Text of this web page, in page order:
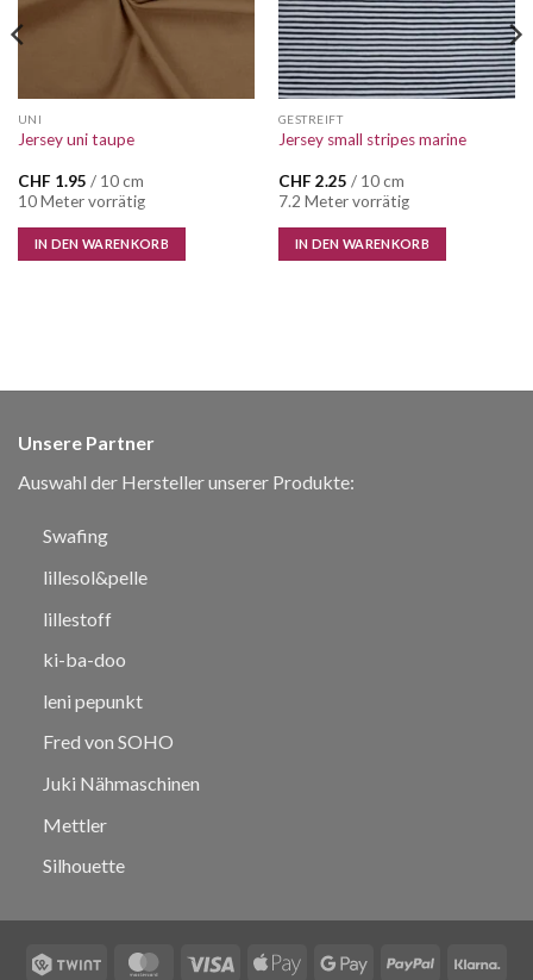
UNI
Jersey uni taupe
CHF 1.95 / 10 cm
10 Meter vorrätig
IN DEN WARENKORB
GESTREIFT
Jersey small stripes marine
CHF 2.25 / 10 cm
7.2 Meter vorrätig
IN DEN WARENKORB
Unsere Partner
Auswahl der Hersteller unserer Produkte:
Swafing
lillesol&pelle
lillestoff
ki-ba-doo
leni pepunkt
Fred von SOHO
Juki Nähmaschinen
Mettler
Silhouette
Twint MasterCard
Visa
Apple
Google PayPal